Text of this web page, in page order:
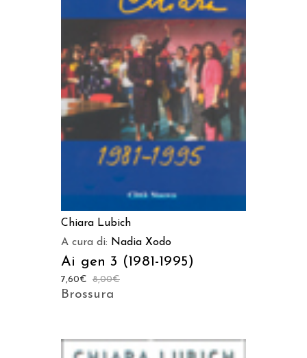
AGGIUNGI AL CARRELLO
Chiara Lubich
A cura di: Nadia Xodo
Ai gen 3 (1981-1995)
8,00€
7,60€
Brossura